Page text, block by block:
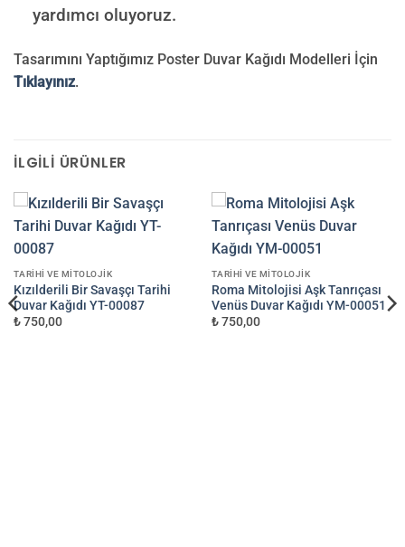
yardımcı oluyoruz.
Tasarımını Yaptığımız Poster Duvar Kağıdı Modelleri İçin
Tıklayınız.
İLGILI ÜRÜNLER
TARIHI VE MITOLOJIK
Kızılderili Bir Savaşçı Tarihi
Duvar Kağıdı YT-00087
₺ 750,00
TARIHI VE MITOLOJIK
Roma Mitolojisi Aşk Tanrıçası
Venüs Duvar Kağıdı YM-00051
₺ 750,00